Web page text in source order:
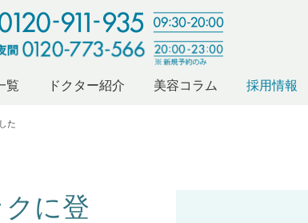
覧 ドクター紹介 美容コラム 採用情報
た
クに登